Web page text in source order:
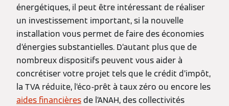
énergétiques, il peut être intéressant de réaliser
un investissement important, si la nouvelle
installation vous permet de faire des économies
d’énergies substantielles. D’autant plus que de
nombreux dispositifs peuvent vous aider à
concrétiser votre projet tels que le crédit d’impôt,
la TVA réduite, l’éco-prêt à taux zéro ou encore les
aides financièresde l’ANAH, des collectivités